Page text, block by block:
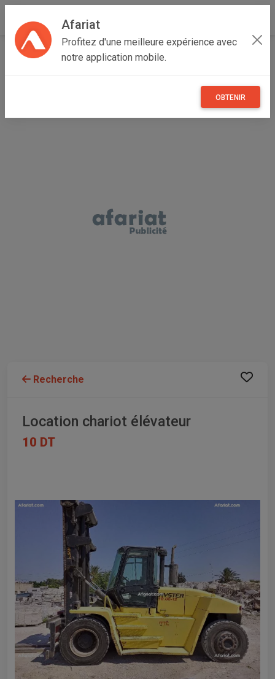
Afariat
Profitez d'une meilleure expérience avec
notre application mobile.
OBTENIR
Accueil Véhicules Grand Tunis
Recherche
Location chariot élévateur
10 DT